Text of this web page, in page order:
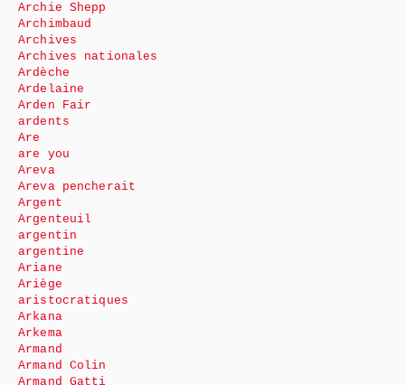
Archie Shepp
Archimbaud
Archives
Archives nationales
Ardèche
Ardelaine
Arden Fair
ardents
Are
are you
Areva
Areva pencherait
Argent
Argenteuil
argentin
argentine
Ariane
Ariège
aristocratiques
Arkana
Arkema
Armand
Armand Colin
Armand Gatti